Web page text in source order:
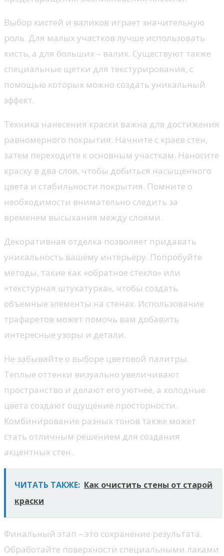
Выбор кистей и валиков играет значительную
роль. Для малых участков лучше использовать
кисть, а для больших – валик. Существуют также
специальные щетки для текстурирования, с
помощью которых можно создать уникальный
эффект.
Техника нанесения краски важна для достижения
равномерного покрытия. Начните с краев стен,
затем переходите к основным участкам. Наносите
краску в два слоя, чтобы добиться насыщенного
цвета и стабильности покрытия. Помните о
необходимости внимательно следить за
временем высыхания между слоями.
Декоративная отделка позволяет придавать
уникальность вашему интерьеру. Попробуйте
методы, такие как «обратное стекло» или
«текстурная штукатурка», чтобы создать
объемные элементы на стенах. Использование
трафаретов может помочь вам добавить
интересные узоры и детали.
Не забывайте о выборе цветовой палитры.
Теплые оттенки визуально увеличивают
пространство и делают его уютнее, а холодные
цвета создают ощущение просторности.
Комбинирование разных тонов также может
стать отличным решением для создания
акцентных стен.
ЧИТАТЬ ТАКЖЕ: Как очистить стены от старой
краски
Финальный этап – это сохранение результата.
Обработайте поверхности специальными лаками